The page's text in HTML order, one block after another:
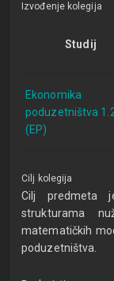
Izvođenje kolegija
Studij
Ekonomika
poduzetništva
(EP)
Cilj kolegija
Cilj predmeta
strukturama
matematičkih
poduzetništva.